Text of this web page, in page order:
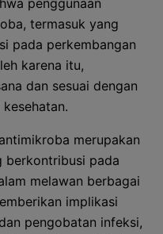
penggunaan
termasuk yang
pada perkembangan
karena itu,
dan sesuai dengan
merupakan
berkontribusi pada
melawan berbagai
implikasi
pengobatan infeksi,